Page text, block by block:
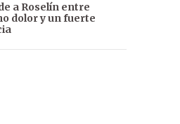
a Roselín entre
dolor y un fuerte